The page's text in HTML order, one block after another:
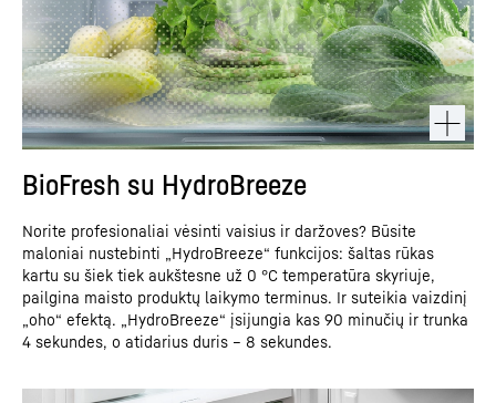
BioFresh su HydroBreeze
Norite profesionaliai vėsinti vaisius ir daržoves? Būsite
maloniai nustebinti „HydroBreeze“ funkcijos: šaltas rūkas
kartu su šiek tiek aukštesne už 0 °C temperatūra skyriuje,
pailgina maisto produktų laikymo terminus. Ir suteikia vaizdinį
„oho“ efektą. „HydroBreeze“ įsijungia kas 90 minučių ir trunka
4 sekundes, o atidarius duris – 8 sekundes.